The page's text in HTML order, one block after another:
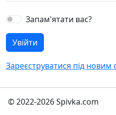
Запам'ятати вас?
Зареєструватися під
© 2022-2026 Spivka.com